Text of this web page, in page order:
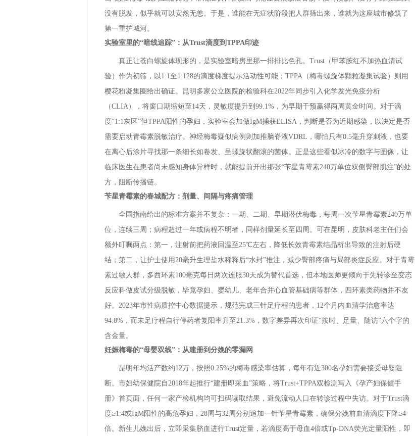
没有脱发，似乎就可以安然无恙。于是，谁能在无症状阶段把人群筛出来，谁就为这座城市修筑了
第一重护城河。
实验室里的“暗线追踪”：从Trust滴度到TPPA印迹
真正让苍白螺旋体现形的，是实验室暗房里那一排排比色孔。Trust（甲苯胺红不加热血清试
验）作为初筛，以1:1至1:128的滴度梯度提示活动性可能；TPPA（梅毒螺旋体颗粒凝集试验）则用
樱花粉凝集圈给出确证。昆明多家公立医院的检验科在2022年同步引入化学发光免疫分析
（CLIA），将窗口期缩短至14天，灵敏度提升到99.1%，为早期干预赢得两周黄金时间。对于滴
度“1:1灰区”但TPPA阳性的孕妇，实验室会加做IgM捕获ELISA，判断是否为近期感染，以决定是否
需要启动青霉素脱敏治疗。神经梅毒疑似病例则加推脑脊液VDRL，哪怕只有0.5毫升穿刺液，也要
在离心后涂片寻找那一条细长如卷发、呈螺旋状翻滚的菌体。正是这些看似冰冷的数字与图像，让
临床医生在患者尚未感知身体异样时，就能提前开出那张“苄星青霉素240万单位双侧臀部肌注”的处
方，阻断传播链。
苄星青霉素的春城配方：剂量、间隔与疼痛管理
全国指南给出的标准方案并不复杂：一期、二期、早期潜伏梅毒，每周一次苄星青霉素240万单
位，连续三周；病程超过一年或病程不明者，同样剂量延长至四周。可在昆明，皮肤科老主任们会
额外叮嘱两点：第一，注射前把药液回温至25℃左右，降低长效青霉素结晶析出导致的注射后硬
结；第二，让护士使用20毫升生理盐水稀释后“水封”推注，减少臀部疼痛与局部炎症反应。对于青霉
素过敏人群，多西环素100毫克每日两次连服30天成为替代首选，但本地医师更倾向于先转诊至变态
反应科做皮试分级脱敏，毕竟孕妇、婴幼儿、老年合并心血管基础病等群体，四环素类药物并不友
好。2023年市性病质控中心数据提示，规范完成三针足疗程的患者，12个月内血清学治愈率达
94.8%，而未足疗程自行停药者复阳率升至21.3%，数字差异再次印证“按时、足量、随访”六个字的
含金量。
妊娠梅毒的“母婴双线”：从建册到分娩的零漏网
昆明年均活产数约12万，按照0.25%的梅毒感染率估算，每年有近300名孕妇需要接受母婴阻
断。市妇幼保健院自2018年起推行“建册即采血”策略，将Trust+TPPA双检测写入《孕产妇保健手
册》首页面，任何一家产检机构均可扫码读取结果，避免流动人口在转诊过程中失访。对于Trust滴
度≥1:4或IgM阳性的高危孕妇，28周与32周分别追加一针苄星青霉素，确保分娩前血清滴度下降≥4
倍。新生儿娩出后，立即采集脐血进行Trust定量，若滴度高于母血4倍或Tp-DNA荧光定量阳性，即